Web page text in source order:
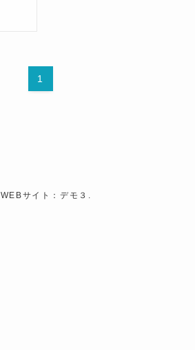
1
WEBサイト：デモ３.